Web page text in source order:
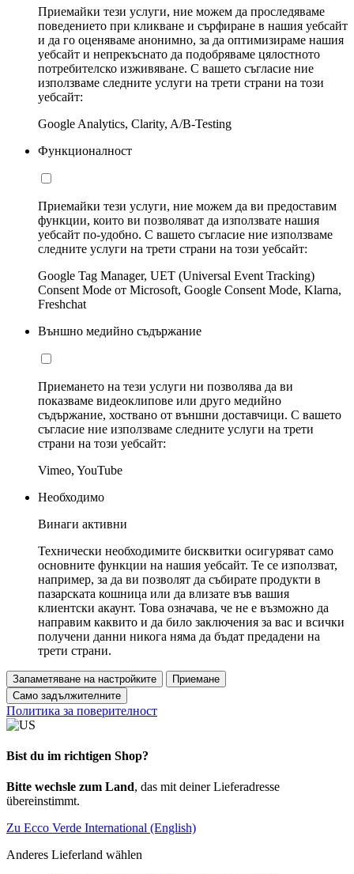
Приемайки тези услуги, ние можем да проследяваме
поведението при кликване и сърфиране в нашия уебсайт
и да го оценяваме анонимно, за да оптимизираме нашия
уебсайт и непрекъснато да подобряваме цялостното
потребителско изживяване. С вашето съгласие ние
използваме следните услуги на трети страни на този
уебсайт:
Google Analytics, Clarity, A/B-Testing
Функционалност
Приемайки тези услуги, ние можем да ви предоставим
функции, които ви позволяват да използвате нашия
уебсайт по-удобно. С вашето съгласие ние използваме
следните услуги на трети страни на този уебсайт:
Google Tag Manager, UET (Universal Event Tracking)
Consent Mode от Microsoft, Google Consent Mode, Klarna,
Freshchat
Външно медийно съдържание
Приемането на тези услуги ни позволява да ви
показваме видеоклипове или друго медийно
съдържание, хоствано от външни доставчици. С вашето
съгласие ние използваме следните услуги на трети
страни на този уебсайт:
Vimeo, YouTube
Необходимо
Винаги активни
Технически необходимите бисквитки осигуряват само
основните функции на нашия уебсайт. Те се използват,
например, за да ви позволят да събирате продукти в
пазарската кошница или да влизате във вашия
клиентски акаунт. Това означава, че не е възможно да
направим каквито и да било заключения за вас и всички
получени данни никога няма да бъдат предадени на
трети страни.
Запаметяване на настройките
Приемане
Само задължителните
Политика за поверителност
Bist du im richtigen Shop?
Bitte wechsle zum Land, das mit deiner Lieferadresse
übereinstimmt.
Zu Ecco Verde International (English)
Anderes Lieferland wählen